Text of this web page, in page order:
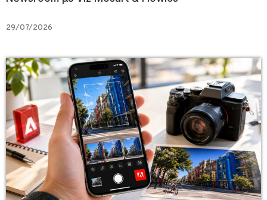
29/07/2026